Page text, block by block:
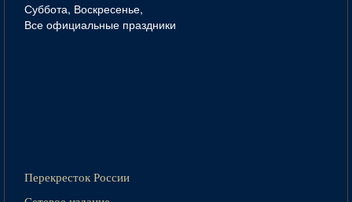
Суббота, Воскресенье,
Все официальные праздники
Перекресток России